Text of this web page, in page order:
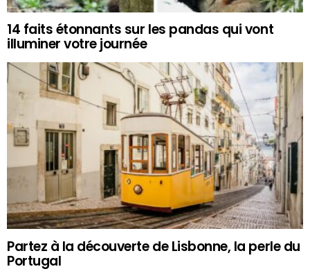
14 faits étonnants sur les pandas qui vont
illuminer votre journée
Partez à la découverte de Lisbonne, la perle du
Portugal